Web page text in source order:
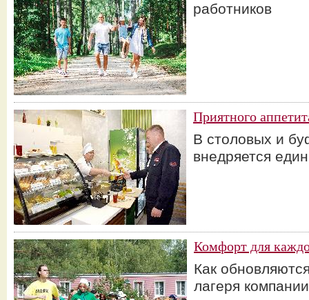
работников
Приятного
В столовых и
внедряется
Комфорт для
Как
лагеря компании